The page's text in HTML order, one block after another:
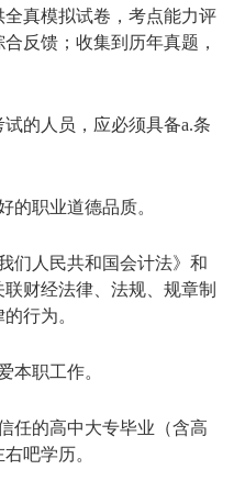
真模拟试卷，考点能力评
反馈；收集到历年真题，
的人员，应必须具备a.条
的职业道德品质。
们人民共和国会计法》和
财经法律、法规、规章制
行为。
本职工作。
任的高中大专毕业（含高
吧学历。